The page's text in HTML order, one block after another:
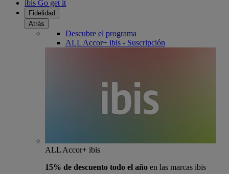
ibis Go get it
Fidelidad
Atrás
Descubre el programa
ALL Accor+ ibis - Suscripción
ALL Accor+ ibis
15% de descuento todo el año en las marcas ibis